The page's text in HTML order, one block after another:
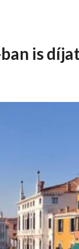
is